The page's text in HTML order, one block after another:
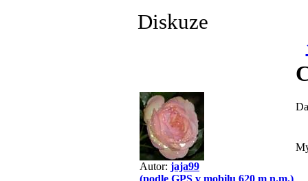
Diskuze
Autor: jaja99
(podle GPS v mobilu 620 m n.m.)